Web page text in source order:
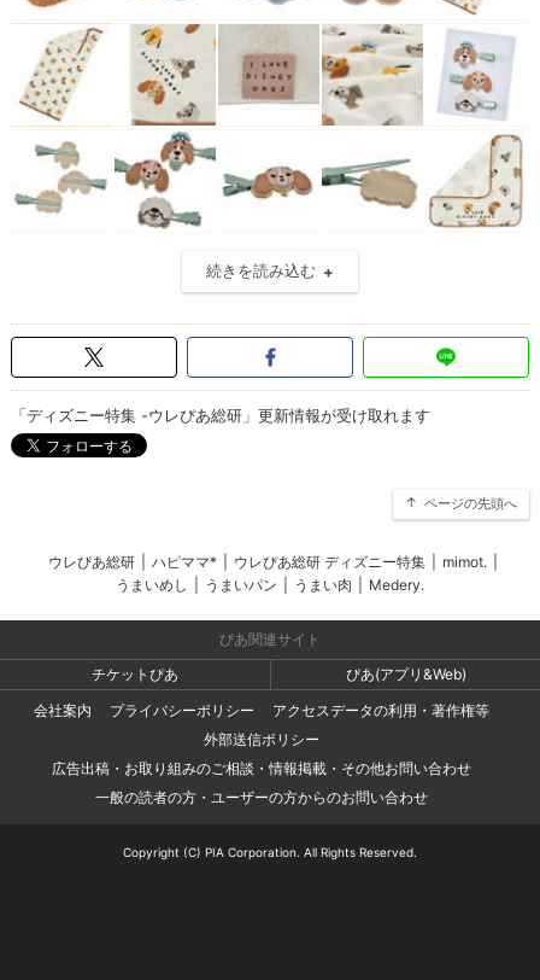
続きを読み込む
「ディズニー特集 -ウレぴあ総研」更新情報が受け取れます
ページの先頭へ
ウレぴあ総研 ハピママ* ウレぴあ総研 ディズニー特集 mimot.
うまいめし
うまいパン うまい肉 Medery.
ぴあ関連サイト
チケットぴあ
ぴあ(アプリ&Web)
会社案内
プライバシーポリシー
アクセスデータの利用・著作権等
外部送信ポリシー
広告出稿・お取り組みのご相談・情報掲載・その他お問い合わせ
一般の読者の方・ユーザーの方からのお問い合わせ
Copyright (C) PIA Corporation. All Rights Reserved.